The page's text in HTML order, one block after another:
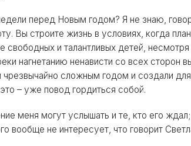
перед Новым годом? Я не знаю,
Вы строите жизнь в условиях, когда
свободных и талантливых детей,
нагнетанию ненависти со всех сторон
чрезвычайно сложным годом и создали
– уже повод гордиться собой.
меня могут услышать и те, кто его
вообще не интересует, что говорит